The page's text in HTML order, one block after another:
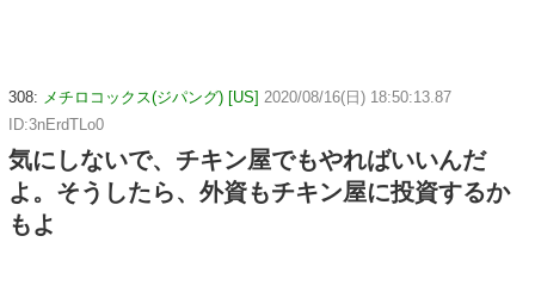
308: メチロコックス(ジパング) [US] 2020/08/16(日) 18:50:13.87
ID:3nErdTLo0
気にしないで、チキン屋でもやればいいんだ
よ。そうしたら、外資もチキン屋に投資するか
もよ